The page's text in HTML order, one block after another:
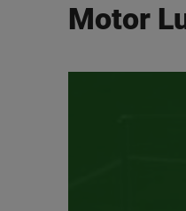
Motor